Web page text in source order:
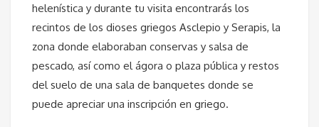
helenística y durante tu visita encontrarás los
recintos de los dioses griegos Asclepio y Serapis, la
zona donde elaboraban conservas y salsa de
pescado, así como el ágora o plaza pública y restos
del suelo de una sala de banquetes donde se
puede apreciar una inscripción en griego.